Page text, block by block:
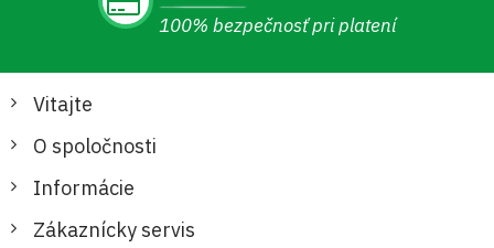
100% bezpečnosť pri platení
Vitajte
O spoločnosti
Informácie
Zákaznícky servis